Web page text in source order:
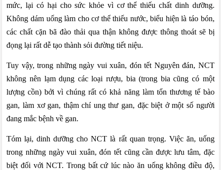
mức, lại có hại cho sức khỏe vì cơ thể thiếu chất dinh dưỡng.
Không dám uống làm cho cơ thể thiếu nước, biểu hiện là táo bón,
các chất cặn bã đào thải qua thận không được thông thoát sẽ bị
đọng lại rất dễ tạo thành sỏi đường tiết niệu.
Tuy vậy, trong những ngày vui xuân, đón tết Nguyên đán, NCT
không nên lạm dụng các loại rượu, bia (trong bia cũng có một
lượng cồn) bởi vì chúng rất có khả năng làm tổn thương tế bào
gan, làm xơ gan, thậm chí ung thư gan, đặc biệt ở một số người
đang mắc bệnh về gan.
Tóm lại, dinh dưỡng cho NCT là rất quan trọng. Việc ăn, uống
trong những ngày vui xuân, đón tết cũng cần được lưu tâm, đặc
biệt đối với NCT. Trong bất cứ lúc nào ăn uống không điều độ,